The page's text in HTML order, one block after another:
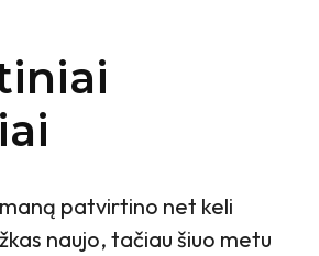
patvirtino net keli
naujo, tačiau šiuo metu